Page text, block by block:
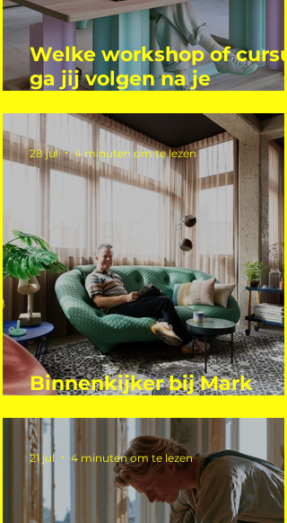
Welke workshop of
ga jij volgen na je
Binnenkijker bij Mark
28 jul 4 minuten om te lezen
21 jul 4 minuten om te lezen